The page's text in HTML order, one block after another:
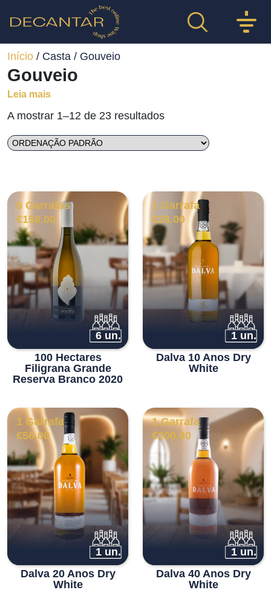
Início / Casta / Gouveio
Gouveio
Leia mais
A mostrar 1–12 de 23 resultados
6 Garrafas
€158.00
6 un.
100 Hectares
Filigrana Grande
Reserva Branco 2020
1 Garrafa
€28.00
1 un.
Dalva 10 Anos Dry
White
1 Garrafa
€56.00
1 un.
Dalva 20 Anos Dry
White
1 Garrafa
€200.00
1 un.
Dalva 40 Anos Dry
White